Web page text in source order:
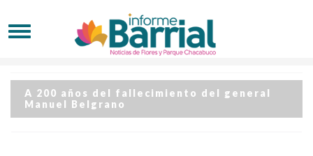
A 200 años del fallecimiento del general
Manuel Belgrano